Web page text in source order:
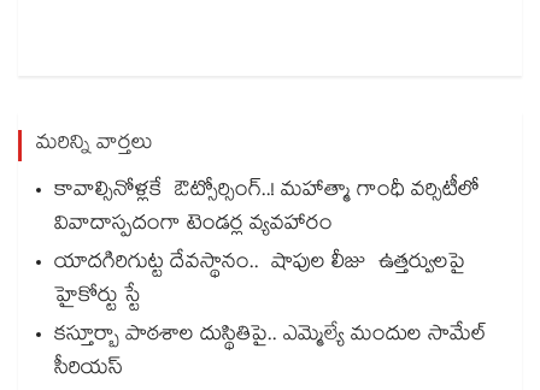
మరిన్ని వార్తలు
కావాల్సినోళ్లకే ఔట్సోర్సింగ్..! మహాత్మా గాంధీ వర్సిటీలో
వివాదాస్పదంగా టెండర్ల వ్యవహారం
యాదగిరిగుట్ట దేవస్థానం.. షాపుల లీజు ఉత్తర్వులపై
హైకోర్టు స్టే
కస్తూర్బా పాఠశాల దుస్థితిపై.. ఎమ్మెల్యే మందుల సామేల్
సీరియస్